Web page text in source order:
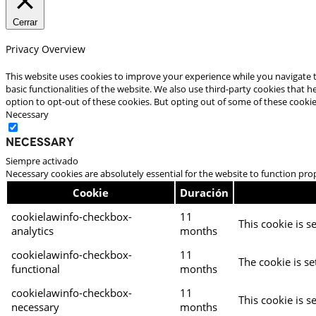
Cerrar
Privacy Overview
This website uses cookies to improve your experience while you
basic functionalities of the website. We also use third-party cookies that
option to opt-out of these cookies. But opting out of some of these
Necessary
Necessary
Siempre activado
Necessary cookies are absolutely essential for the website to function
Cookie
Duración
cookielawinfo-checkbox-
analytics
11
months
This cookie is
cookielawinfo-checkbox-
functional
11
months
The cookie is
cookielawinfo-checkbox-
necessary
11
months
This cookie is